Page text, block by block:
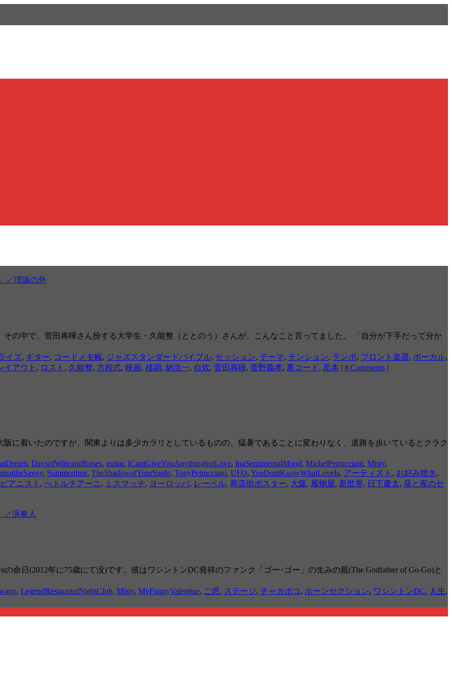
／理論の外
の中で、菅田将暉さん扮する大学生・久能整（ととのう）さんが、こんなこと言ってました。 「自分が下手だって分か
イズ, ギター, コードメモ帳, ジャズスタンダードバイブル, セッション, テーマ, テンション, テンポ, フロント楽器, ボーカル,
イアウト , ロスト , 久能整, 方程式, 映画, 移調, 納浩一, 自炊, 菅田将暉, 菅野義孝, 裏コード, 黒本 | 8 Comments |
に着いたのですが、関東よりは多少カラリとしているものの、猛暑であることに変わりなく、道路を歩いているとクラク
, DaysofWineandRoses, guitar, ICantGiveYouAnythingbutLove, InaSentimentalMood, MichelPetrucciani, Misty,
, Summertime, TheShadowofYourSmile, TonyPetrucciani, UFO, YouDontKnowWhatLoveIs, アーティスト , お好み焼き ,
ピアニスト , ぺトルチアーニ, ミスマッチ, ヨーロッパ, レーベル, 商店街ポスター, 大阪, 履物屋, 新世界, 日下慶太, 昼と夜のセ
／演奏人
命日(2012年に75歳にて没)です。彼はワシントンDC発祥のファンク「ゴー･ゴー」の生みの親(The Godfather of Go-Go)と
, LegendRestaurantNightClub, Misty, MyFunnyValentine, ご恩, ステージ, チャカポコ , ホーンセクション, ワシントンDC, 人生,